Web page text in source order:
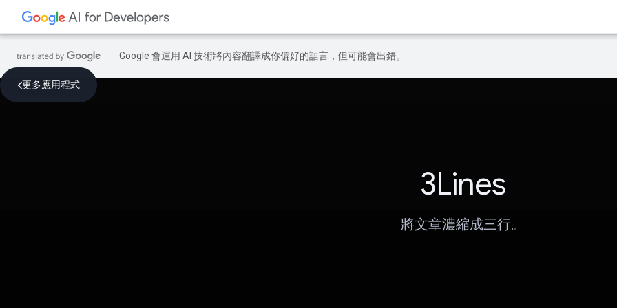
Google 會運用 AI 技術將內容翻譯成你偏好的語言，但可能會出錯。
更多應用程式
3Lines
將文章濃縮成三行。